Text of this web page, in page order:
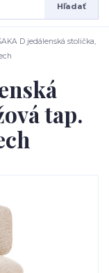
Hľadať
D jedálenská stolička,
tap.